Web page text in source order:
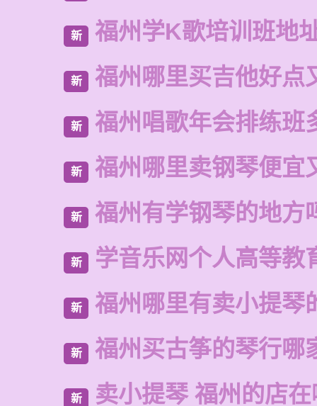
新 福州学K歌培训班地
新 福州哪里买吉他好点
新 福州唱歌年会排练班
新 福州哪里卖钢琴便宜
新 福州有学钢琴的地方
新 学音乐网个人高等教
新 福州哪里有卖小提琴
新 福州买古筝的琴行哪
新 卖小提琴 福州的店